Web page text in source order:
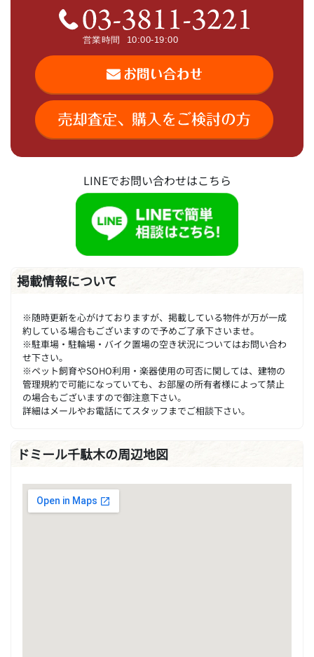
LINEでお問い合わせはこちら
掲載情報について
※随時更新を心がけておりますが、掲載している物件が万が一成
約している場合もございますので予めご了承下さいませ。
※駐車場・駐輪場・バイク置場の空き状況についてはお問い合わ
せ下さい。
※ペット飼育やSOHO利用・楽器使用の可否に関しては、建物の
管理規約で可能になっていても、お部屋の所有者様によって禁止
の場合もございますので御注意下さい。
詳細はメールやお電話にてスタッフまでご相談下さい。
ドミール千駄木の周辺地図